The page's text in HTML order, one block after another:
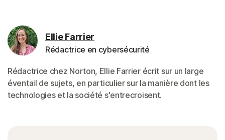
Ellie Farrier
Rédactrice en cybersécurité
Rédactrice chez Norton, Ellie Farrier écrit sur un large
éventail de sujets, en particulier sur la manière dont les
technologies et la société s'entrecroisent.